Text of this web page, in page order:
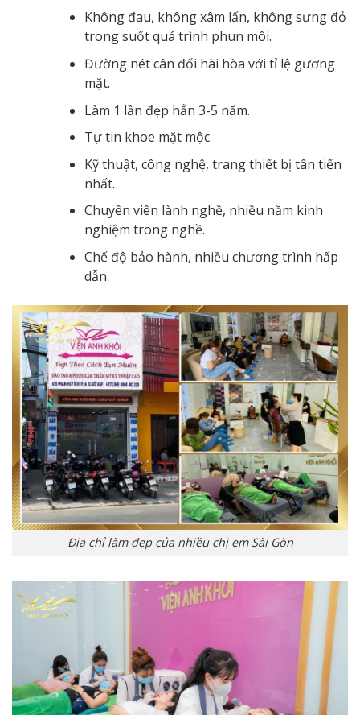
Không đau, không xâm lấn, không sưng đỏ
trong suốt quá trình phun môi.
Đường nét cân đối hài hòa với tỉ lệ gương
mặt.
Làm 1 lần đẹp hẳn 3-5 năm.
Tự tin khoe mặt mộc
Kỹ thuật, công nghệ, trang thiết bị tân tiến
nhất.
Chuyên viên lành nghề, nhiều năm kinh
nghiệm trong nghề.
Chế độ bảo hành, nhiều chương trình hấp
dẫn.
Địa chỉ làm đẹp của nhiều chị em Sài Gòn